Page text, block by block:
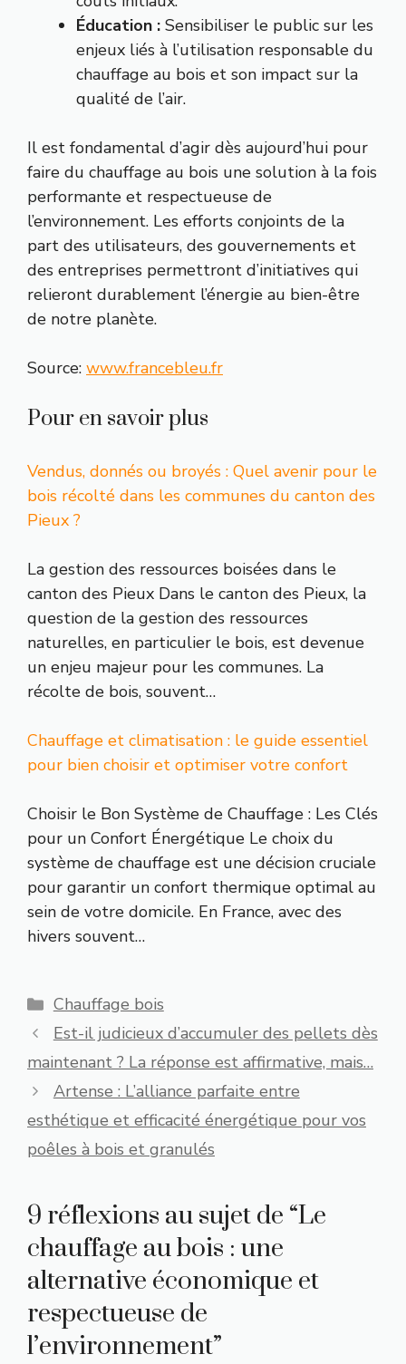
Éducation : Sensibiliser le public sur les
enjeux liés à l’utilisation responsable du
chauffage au bois et son impact sur la
qualité de l’air.
Il est fondamental d’agir dès aujourd’hui pour
faire du chauffage au bois une solution à la fois
performante et respectueuse de
l’environnement. Les efforts conjoints de la
part des utilisateurs, des gouvernements et
des entreprises permettront d’initiatives qui
relieront durablement l’énergie au bien-être
de notre planète.
Source: www.francebleu.fr
Pour en savoir plus
Vendus, donnés ou broyés : Quel avenir pour le
bois récolté dans les communes du canton des
Pieux ?
La gestion des ressources boisées dans le
canton des Pieux Dans le canton des Pieux, la
question de la gestion des ressources
naturelles, en particulier le bois, est devenue
un enjeu majeur pour les communes. La
récolte de bois, souvent…
Chauffage et climatisation : le guide essentiel
pour bien choisir et optimiser votre confort
Choisir le Bon Système de Chauffage : Les Clés
pour un Confort Énergétique Le choix du
système de chauffage est une décision cruciale
pour garantir un confort thermique optimal au
sein de votre domicile. En France, avec des
hivers souvent…
Catégories
Chauffage bois
Est-il judicieux d’accumuler des pellets dès
maintenant ? La réponse est affirmative, mais…
Artense : L’alliance parfaite entre
esthétique et efficacité énergétique pour vos
poêles à bois et granulés
9 réflexions au sujet de “Le
chauffage au bois : une
alternative économique et
respectueuse de
l’environnement”